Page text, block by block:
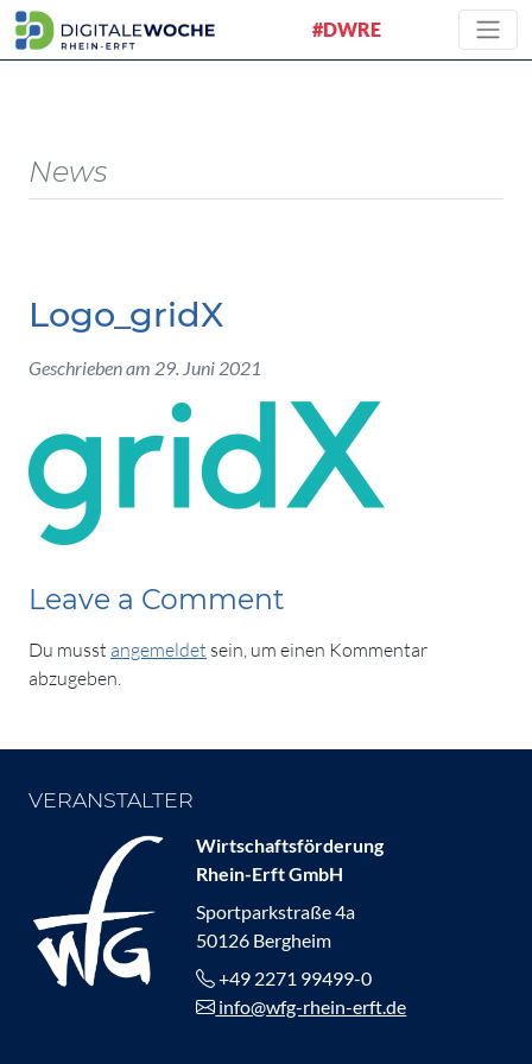
#DWRE
News
Logo_gridX
Geschrieben am 29. Juni 2021
Leave a Comment
Du musst angemeldet sein, um einen Kommentar
abzugeben.
VERANSTALTER
Wirtschaftsförderung
Rhein-Erft GmbH
Sportparkstraße 4a
50126 Bergheim
+49 2271 99499-0
info@wfg-rhein-erft.de